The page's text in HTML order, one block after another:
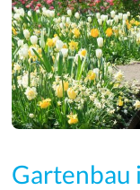
Gartenbau